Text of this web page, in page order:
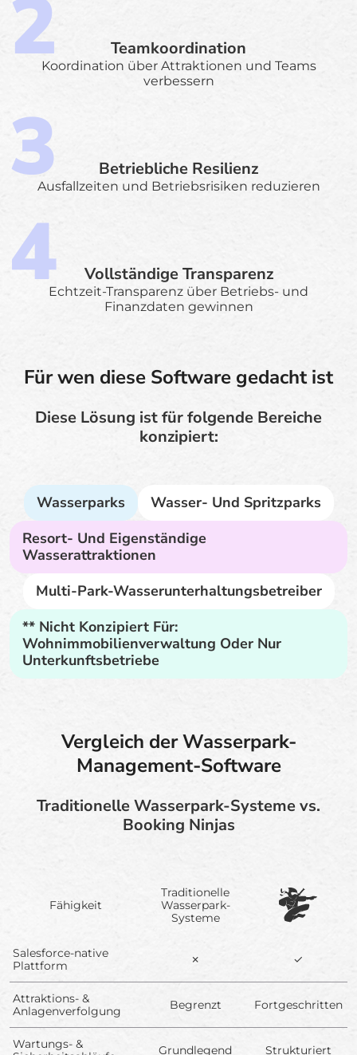
Teamkoordination
Koordination über Attraktionen und Teams
verbessern
Betriebliche Resilienz
Ausfallzeiten und Betriebsrisiken reduzieren
Vollständige Transparenz
Echtzeit-Transparenz über Betriebs- und
Finanzdaten gewinnen
Für wen diese Software gedacht ist
Diese Lösung ist für folgende Bereiche
konzipiert:
Wasserparks
Wasser- Und Spritzparks
Resort- Und Eigenständige
Wasserattraktionen
Multi-Park-Wasserunterhaltungsbetreiber
** Nicht Konzipiert Für:
Wohnimmobilienverwaltung Oder Nur
Unterkunftsbetriebe
Vergleich der Wasserpark-
Management-Software
Traditionelle Wasserpark-Systeme vs.
Booking Ninjas
Fähigkeit
Traditionelle
Wasserpark-
Systeme
Salesforce-native
Plattform
✗ ✓
Attraktions- &
Anlagenverfolgung
Begrenzt Fortgeschritten
Wartungs- &
Grundlegend Strukturiert